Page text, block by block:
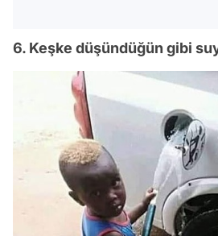
6. Keşke düşündüğün gibi